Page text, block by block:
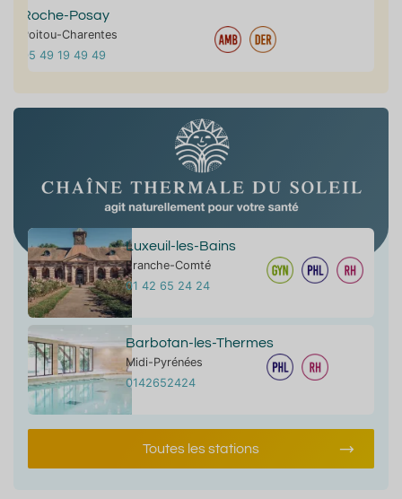
Roche-Posay
Poitou-Charentes
05 49 19 49 49
Luxeuil-les-Bains
Franche-Comté
01 42 65 24 24
Barbotan-les-Thermes
Midi-Pyrénées
0142652424
Toutes les stations